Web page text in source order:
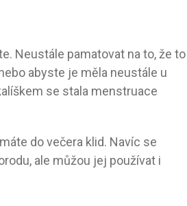
Neustále pamatovat na to, že to
abyste je měla neustále u
se stala menstruace
do večera klid. Navíc se
ale můžou jej používat i